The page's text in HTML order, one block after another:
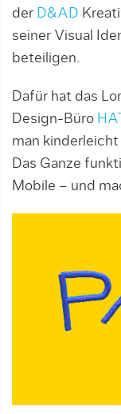
der D&AD
seiner Visual
beteiligen.
Dafür hat das
Design-Büro
man kinderleicht
Das Ganze
Mobile – und